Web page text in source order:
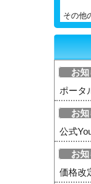
その他
お
ポータ
お
公式
お
価格改